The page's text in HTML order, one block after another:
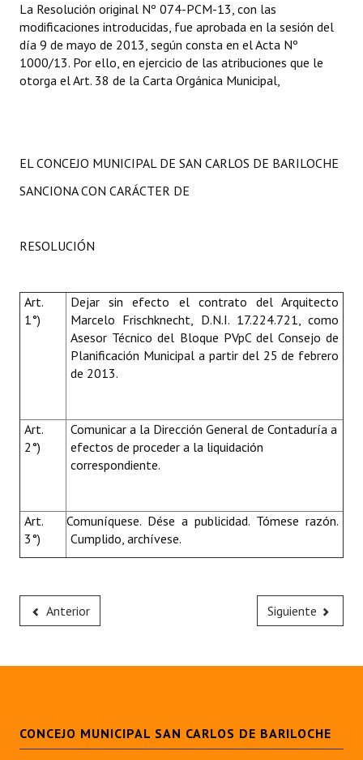
Premio al Mérito - Registro
Audiencias Públicas - Registro
Mujeres que Dejaron Huellas - Registro
Banca del Vecino - Registro
Antiguos Pobladores - Registro
Bariloche, Municipio intercultural
Entrega de distinciones
La Resolución original Nº 074-PCM-13, con las
modificaciones introducidas, fue aprobada en la sesión del
día 9 de mayo de 2013, según consta en el Acta Nº
1000/13. Por ello, en ejercicio de las atribuciones que le
otorga el Art. 38 de la Carta Orgánica Municipal,
EL CONCEJO MUNICIPAL DE SAN CARLOS DE BARILOCHE
SANCIONA CON CARÁCTER DE
RESOLUCIÓN
Art.
1°)
Dejar sin efecto el contrato del Arquitecto
Marcelo Frischknecht, D.N.I. 17.224.721, como
Asesor Técnico del Bloque PVpC del Consejo de
Planificación Municipal a partir del 25 de febrero
de 2013.
Art.
2°)
Comunicar a la Dirección General de Contaduría a
efectos de proceder a la liquidación
correspondiente.
Art.
3°)
Comuníquese. Dése a publicidad. Tómese razón.
Cumplido, archívese.
Anterior Siguiente
CONCEJO MUNICIPAL SAN CARLOS DE BARILOCHE